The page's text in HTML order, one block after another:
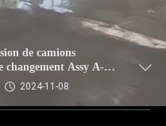
de camions
changement Assy A-
2024-11-08